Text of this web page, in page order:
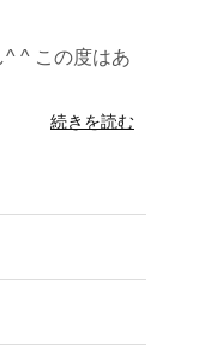
^ この度はあ
続きを読む